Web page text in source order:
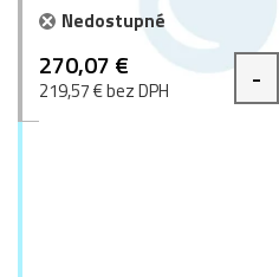
Nedostupné
270,07 €
219,57 € bez DPH -